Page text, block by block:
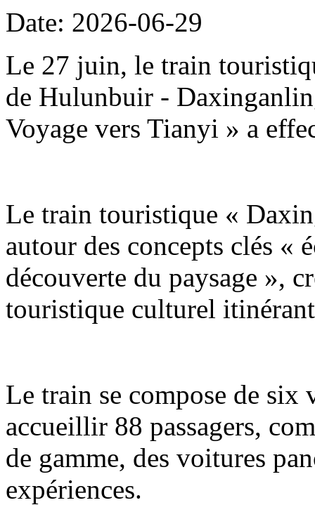
Date: 2026-06-29
Le 27 juin, le train
de Hulunbuir -
Voyage vers Tianyi » a
Le train touristique «
autour des concepts clés «
découverte du paysage »,
touristique culturel
Le train se compose de six
accueillir 88 passagers,
de gamme, des voitures
expériences.